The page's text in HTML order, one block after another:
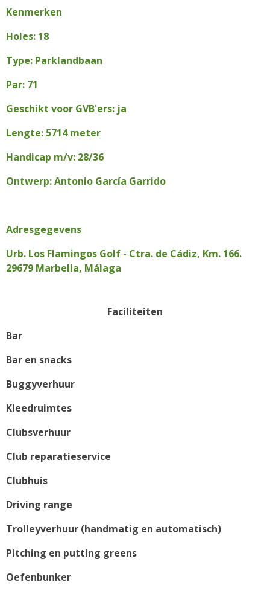
Kenmerken
Holes: 18
Type: Parklandbaan
Par: 71
Geschikt voor GVB'ers: ja
Lengte: 5714 meter
Handicap m/v: 28/36
Ontwerp: Antonio García Garrido
Adresgegevens
Urb. Los Flamingos Golf - Ctra. de Cádiz, Km. 166.
29679 Marbella, Málaga
Faciliteiten
Bar
Bar en snacks
Buggyverhuur
Kleedruimtes
Clubsverhuur
Club reparatieservice
Clubhuis
Driving range
Trolleyverhuur (handmatig en automatisch)
Pitching en putting greens
Oefenbunker